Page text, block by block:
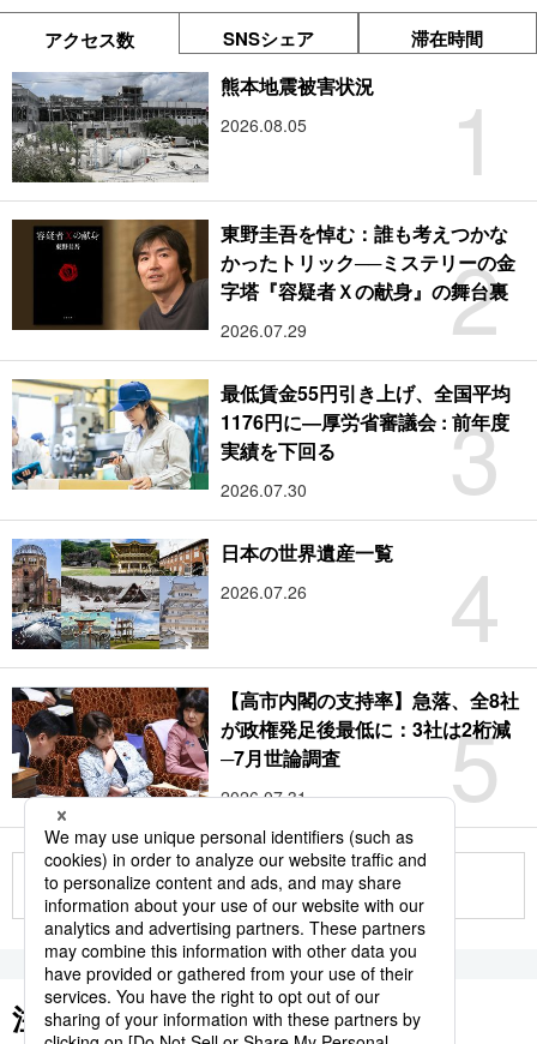
アクセス数 SNSシェア 滞在時間
1
熊本地震被害状況
2026.08.05
2
東野圭吾を悼む：誰も考えつかな
かったトリック──ミステリーの金
字塔『容疑者Ｘの献身』の舞台裏
2026.07.29
3
最低賃金55円引き上げ、全国平均
1176円に―厚労省審議会 : 前年度
実績を下回る
2026.07.30
4
日本の世界遺産一覧
2026.07.26
5
【高市内閣の支持率】急落、全8社
が政権発足後最低に：3社は2桁減
─7月世論調査
2026.07.31
もっと見る
注目のキーワード